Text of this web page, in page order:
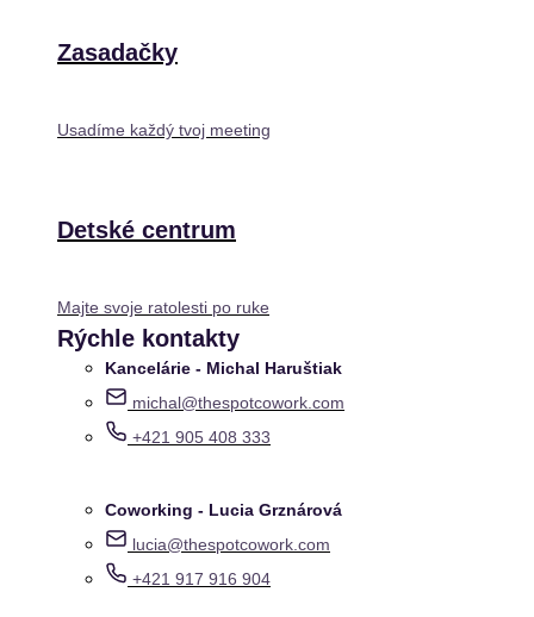
Zasadačky
Usadíme každý tvoj meeting
Detské centrum
Majte svoje ratolesti po ruke
Rýchle kontakty
Kancelárie - Michal Haruštiak
michal@thespotcowork.com
+421 905 408 333
Coworking - Lucia Grznárová
lucia@thespotcowork.com
+421 917 916 904